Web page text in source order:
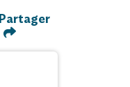
Partager